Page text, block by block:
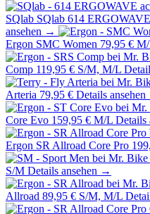
SQlab SQlab 614
ansehen →
Ergon SMC Women 79,95 €
Comp 119,95 € S/M, M/L
Arteria 79,95 € Details
Core Evo 159,95 € M/L Details
Ergon SR Allroad Core Pro
S/M Details ansehen →
Allroad 89,95 € S/M, M/L